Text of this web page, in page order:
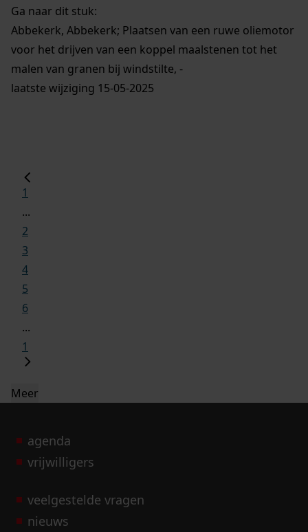
Ga naar dit stuk:
Abbekerk, Abbekerk; Plaatsen van een ruwe oliemotor
voor het drijven van een koppel maalstenen tot het
malen van granen bij windstilte, -
laatste wijziging 15-05-2025
1
...
2
3
4
5
6
...
1
Meer
agenda
vrijwilligers
veelgestelde vragen
nieuws